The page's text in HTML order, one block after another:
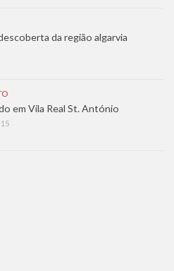
da região algarvia
em Vila Real St. António